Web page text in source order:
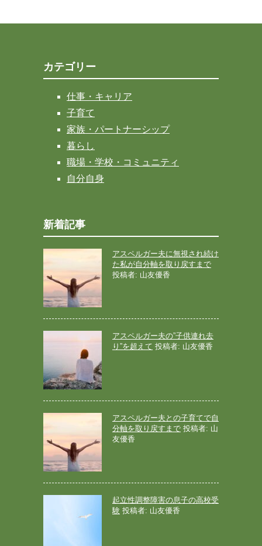
カテゴリー
仕事・キャリア
子育て
家族・パートナーシップ
暮らし
職場・学校・コミュニティ
自分自身
新着記事
アスペルガー夫に無視され続け
た私が自分軸を取り戻すまで
投稿者: 山友優香
アスペルガー夫の”子供連れ去
り”を超えて 投稿者: 山友優香
アスペルガー夫との子育てで自
分軸を取り戻すまで 投稿者: 山
友優香
起立性調整障害の息子の高校受
験 投稿者: 山友優香